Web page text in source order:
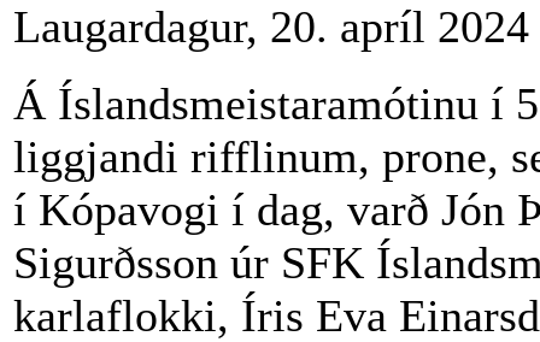
Laugardagur, 20. apríl
Á Íslandsmeistaramótinu í
liggjandi rifflinum, prone,
í Kópavogi í dag, varð Jón
Sigurðsson úr SFK
karlaflokki, Íris Eva